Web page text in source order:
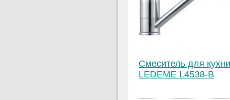
Смеситель для кухни
LEDEME L4538-B